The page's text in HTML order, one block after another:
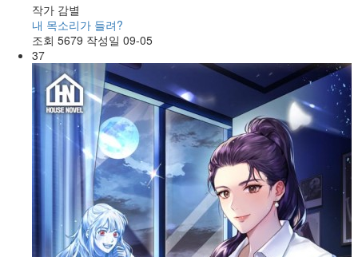
작가 감별
내 목소리가 들려?
조회 5679 작성일 09-05
37